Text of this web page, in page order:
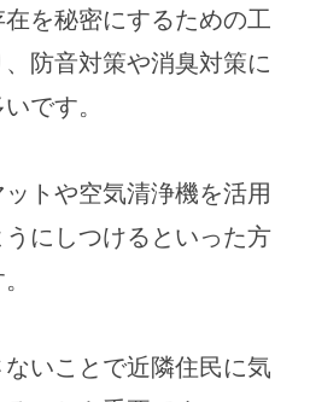
を秘密にするための工
防音対策や消臭対策に
です。
トや空気清浄機を活用
にしつけるといった方
いことで近隣住民に気